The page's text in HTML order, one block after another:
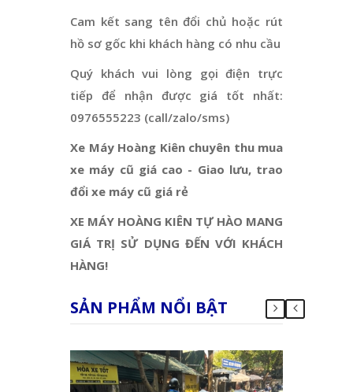
Cam kết sang tên đổi chủ hoặc rút
hồ sơ gốc khi khách hàng có nhu cầu
Quý khách vui lòng gọi điện trực
tiếp để nhận được giá tốt nhất:
0976555223 (call/zalo/sms)
Xe Máy Hoàng Kiên chuyên thu mua
xe máy cũ giá cao - Giao lưu, trao
đổi xe máy cũ giá rẻ
XE MÁY HOÀNG KIÊN TỰ HÀO MANG
GIÁ TRỊ SỬ DỤNG ĐẾN VỚI KHÁCH
HÀNG!
SẢN PHẨM NỔI BẬT